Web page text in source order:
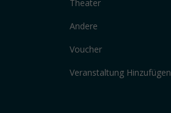
Theater
Andere
Voucher
Veranstaltung Hinzufügen